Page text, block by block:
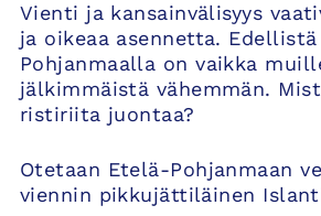
Vienti ja kansainvälisyys
ja oikeaa asennetta.
Pohjanmaalla on vaikka
jälkimmäistä vähemmän.
ristiriita juontaa?
Otetaan Etelä-Pohjanmaan
viennin pikkujättiläinen